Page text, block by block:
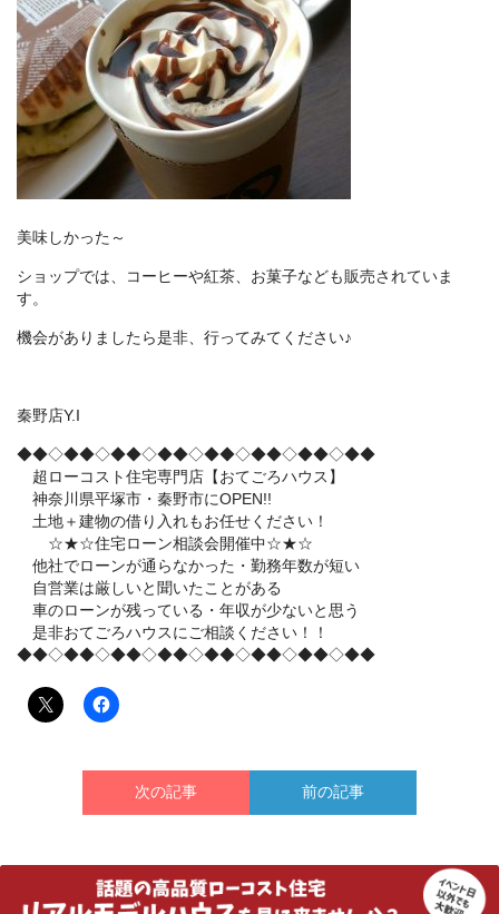
美味しかった～
ショップでは、コーヒーや紅茶、お菓子なども販売されていま
す。
機会がありましたら是非、行ってみてください♪
秦野店Y.I
◆◆◇◆◆◇◆◆◇◆◆◇◆◆◇◆◆◇◆◆◇◆◆
超ローコスト住宅専門店【おてごろハウス】
神奈川県平塚市・秦野市にOPEN!!
土地＋建物の借り入れもお任せください！
☆★☆住宅ローン相談会開催中☆★☆
他社でローンが通らなかった・勤務年数が短い
自営業は厳しいと聞いたことがある
車のローンが残っている・年収が少ないと思う
是非おてごろハウスにご相談ください！！
◆◆◇◆◆◇◆◆◇◆◆◇◆◆◇◆◆◇◆◆◇◆◆
次の記事 前の記事